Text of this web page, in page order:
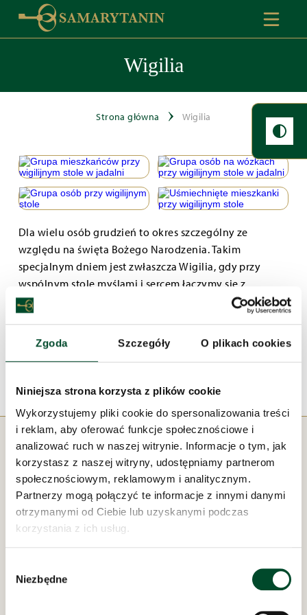
Zgoda Szczegóły O plikach cookies
Niniejsza strona korzysta z plików cookie
Wykorzystujemy pliki cookie do spersonalizowania treści
i reklam, aby oferować funkcje społecznościowe i
analizować ruch w naszej witrynie. Informacje o tym, jak
korzystasz z naszej witryny, udostępniamy partnerom
społecznościowym, reklamowym i analitycznym.
Partnerzy mogą połączyć te informacje z innymi danymi
otrzymanymi od Ciebie lub uzyskanymi podczas
korzystania z ich usług.
zgody
Niezbędne
Wigilia
Strona główna Wigilia
Dla wielu osób grudzień to okres szczególny ze
względu na święta Bożego Narodzenia. Takim
specjalnym dniem jest zwłaszcza Wigilia, gdy przy
wspólnym stole myślami i sercem łączymy się z
bliskimi, a w modlitwie dziękczynnej odnajdujemy
radość i nadzieję płynące z wiary. W tym czasie radości i
świętowania towarzyszył naszym podopiecznym ksiądz
Tadeusz.
Pod zarządem: